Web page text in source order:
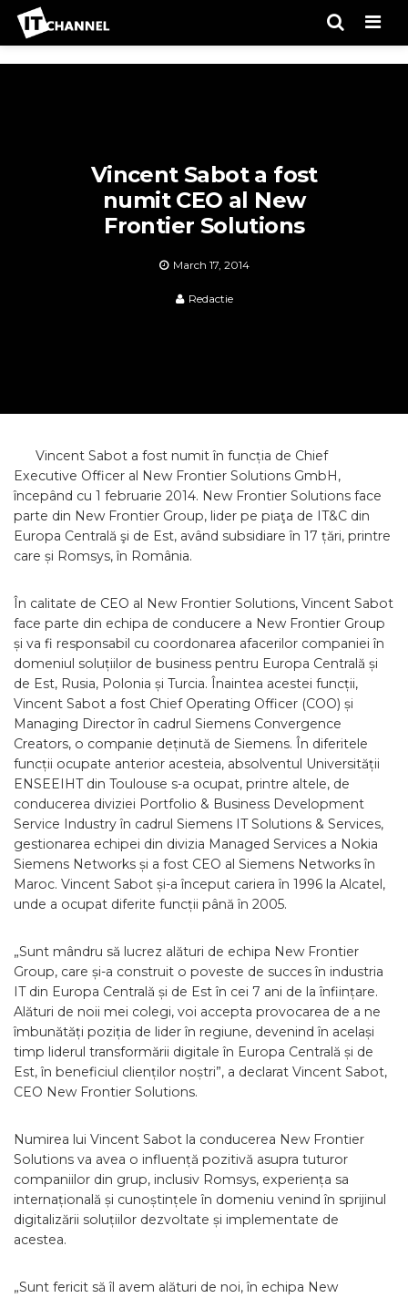
Vincent Sabot a fost
numit CEO al New
Frontier Solutions
March 17, 2014
Redactie
Vincent Sabot a fost numit în funcția de Chief
Executive Officer al New Frontier Solutions GmbH,
începând cu 1 februarie 2014. New Frontier Solutions face
parte din New Frontier Group, lider pe piaţa de IT&C din
Europa Centrală şi de Est, având subsidiare în 17 țări, printre
care și Romsys, în România.
În calitate de CEO al New Frontier Solutions, Vincent Sabot
face parte din echipa de conducere a New Frontier Group
și va fi responsabil cu coordonarea afacerilor companiei în
domeniul soluțiilor de business pentru Europa Centrală și
de Est, Rusia, Polonia și Turcia. Înaintea acestei funcții,
Vincent Sabot a fost Chief Operating Officer (COO) și
Managing Director în cadrul Siemens Convergence
Creators, o companie deținută de Siemens. În diferitele
funcții ocupate anterior acesteia, absolventul Universității
ENSEEIHT din Toulouse s-a ocupat, printre altele, de
conducerea diviziei Portfolio & Business Development
Service Industry în cadrul Siemens IT Solutions & Services,
gestionarea echipei din divizia Managed Services a Nokia
Siemens Networks și a fost CEO al Siemens Networks în
Maroc. Vincent Sabot și-a început cariera în 1996 la Alcatel,
unde a ocupat diferite funcții până în 2005.
„Sunt mândru să lucrez alături de echipa New Frontier
Group, care și-a construit o poveste de succes în industria
IT din Europa Centrală și de Est în cei 7 ani de la înființare.
Alături de noii mei colegi, voi accepta provocarea de a ne
îmbunătăți poziția de lider în regiune, devenind în același
timp liderul transformării digitale în Europa Centrală și de
Est, în beneficiul clienților noștri”, a declarat Vincent Sabot,
CEO New Frontier Solutions.
Numirea lui Vincent Sabot la conducerea New Frontier
Solutions va avea o influență pozitivă asupra tuturor
companiilor din grup, inclusiv Romsys, experiența sa
internațională și cunoștințele în domeniu venind în sprijinul
digitalizării soluțiilor dezvoltate și implementate de
acestea.
„Sunt fericit să îl avem alături de noi, în echipa New